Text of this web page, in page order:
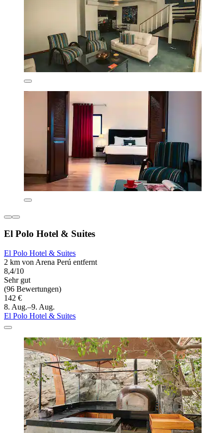
El Polo Hotel & Suites
El Polo Hotel & Suites
2 km von Arena Perú entfernt
8,4/10
Sehr gut
(96 Bewertungen)
142 €
8. Aug.–9. Aug.
El Polo Hotel & Suites